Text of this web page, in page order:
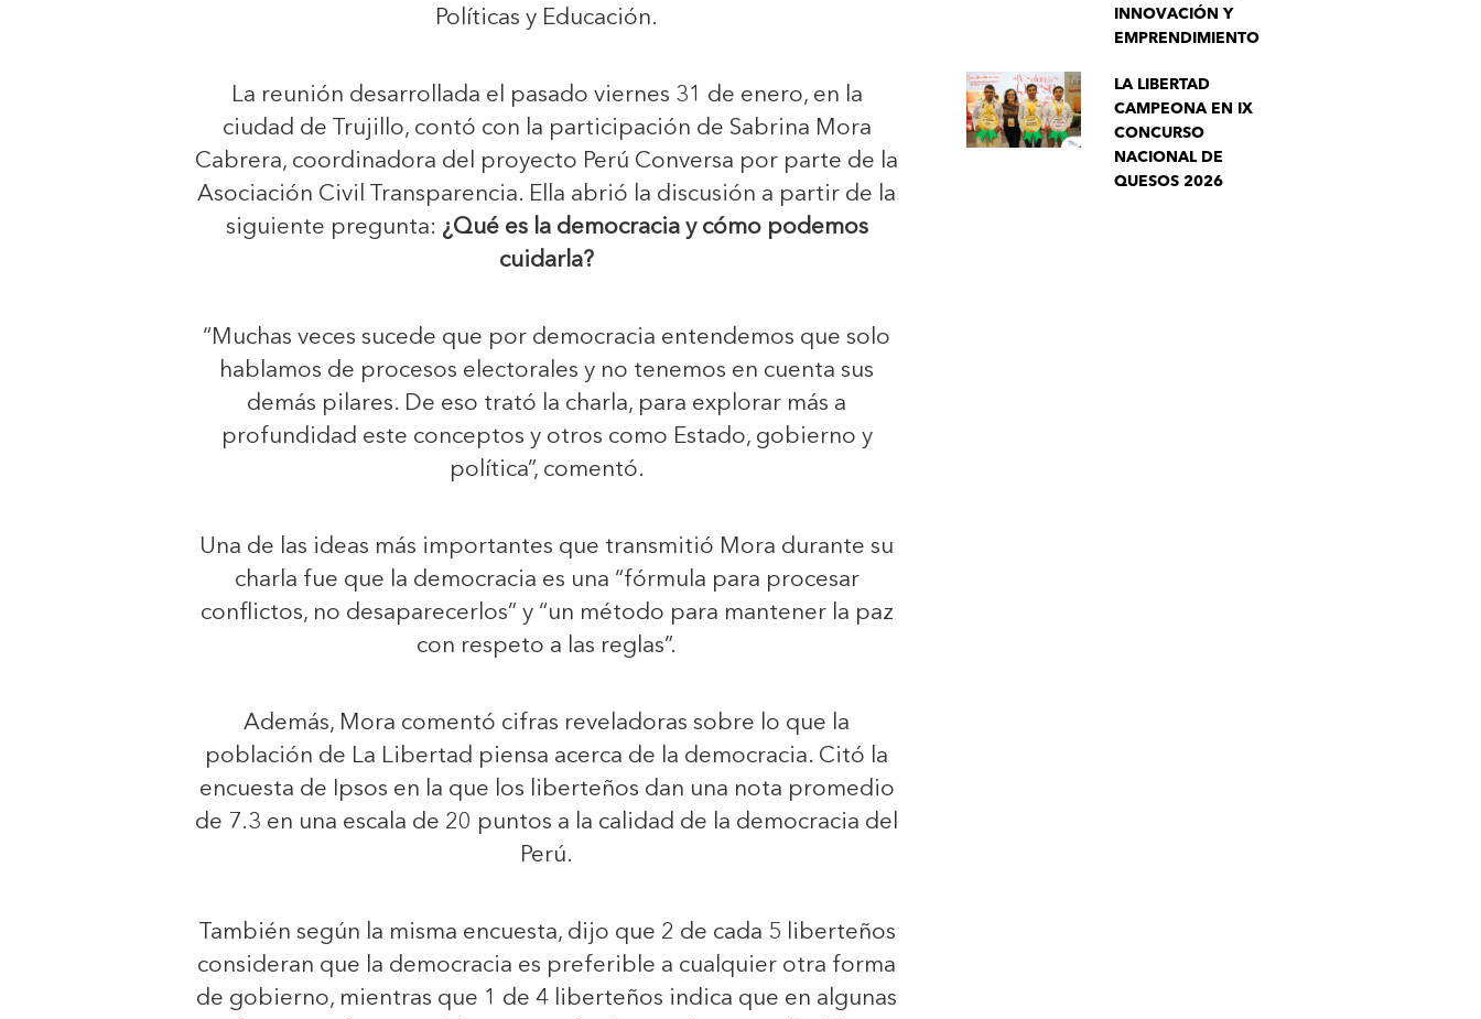
Políticas y Educación.
La reunión desarrollada el pasado viernes 31 de enero, en la
ciudad de Trujillo, contó con la participación de Sabrina Mora
Cabrera, coordinadora del proyecto Perú Conversa por parte de la
Asociación Civil Transparencia. Ella abrió la discusión a partir de la
siguiente pregunta: ¿Qué es la democracia y cómo podemos
cuidarla?
“Muchas veces sucede que por democracia entendemos que solo
hablamos de procesos electorales y no tenemos en cuenta sus
demás pilares. De eso trató la charla, para explorar más a
profundidad este conceptos y otros como Estado, gobierno y
política”, comentó.
Una de las ideas más importantes que transmitió Mora durante su
charla fue que la democracia es una “fórmula para procesar
conflictos, no desaparecerlos” y “un método para mantener la paz
con respeto a las reglas”.
Además, Mora comentó cifras reveladoras sobre lo que la
población de La Libertad piensa acerca de la democracia. Citó la
encuesta de Ipsos en la que los liberteños dan una nota promedio
de 7.3 en una escala de 20 puntos a la calidad de la democracia del
Perú.
También según la misma encuesta, dijo que 2 de cada 5 liberteños
consideran que la democracia es preferible a cualquier otra forma
de gobierno, mientras que 1 de 4 liberteños indica que en algunas
INNOVACIÓN Y
EMPRENDIMIENTO
LA LIBERTAD
CAMPEONA EN IX
CONCURSO
NACIONAL DE
QUESOS 2026